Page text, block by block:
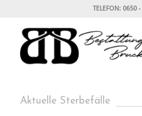
TELEFON: 0650
Aktuelle Sterbefälle